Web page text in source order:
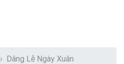
Dâng Lễ Ngày Xuân